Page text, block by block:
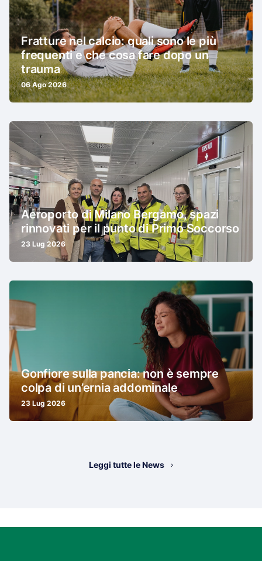
Fratture nel calcio: quali sono le più
frequenti e che cosa fare dopo un
trauma
06 Ago 2026
Aeroporto di Milano Bergamo, spazi
rinnovati per il punto di Primo Soccorso
23 Lug 2026
Gonfiore sulla pancia: non è sempre
colpa di un’ernia addominale
23 Lug 2026
Leggi tutte le News